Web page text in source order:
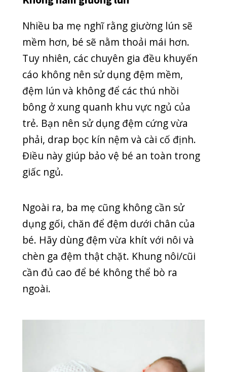
phải, drap bọc kín nệm và cài cố định.
Điều này giúp bảo vệ bé an toàn trong
giấc ngủ.
Ngoài ra, ba mẹ cũng không cần sử
dụng gối, chăn để đệm dưới chân của
bé. Hãy dùng đệm vừa khít với nôi và
chèn ga đệm thật chặt. Khung nôi/cũi
cần đủ cao để bé không thể bò ra
ngoài.
Không che hay trùm đầu trẻ
mà không bị lạnh. Trong trường hợp